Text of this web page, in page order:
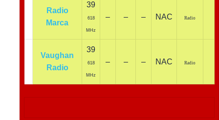
Radio
Marca
39
618
MHz
– – – NAC Radio
Vaughan
Radio
39
618
MHz
– – – NAC Radio